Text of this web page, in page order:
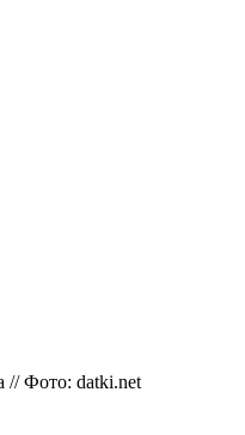
// Фото: datki.net